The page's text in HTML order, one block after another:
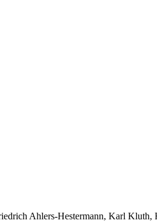
Ahlers-Hestermann, Karl Kluth,